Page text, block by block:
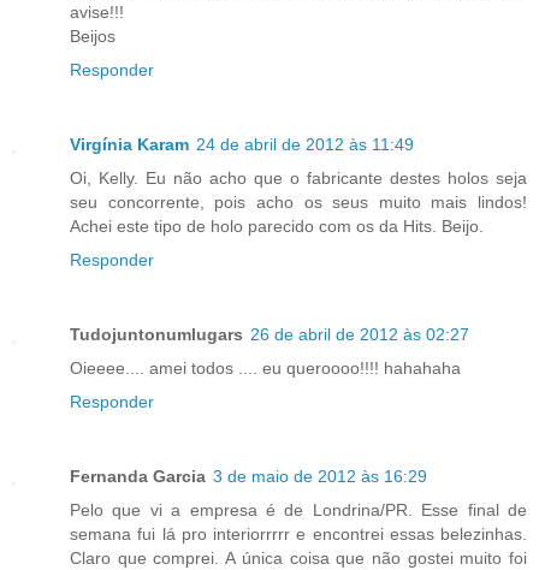
avise!!!
Beijos
Responder
Virgínia Karam 24 de abril de 2012 às 11:49
Oi, Kelly. Eu não acho que o fabricante destes holos seja
seu concorrente, pois acho os seus muito mais lindos!
Achei este tipo de holo parecido com os da Hits. Beijo.
Responder
Tudojuntonumlugars 26 de abril de 2012 às 02:27
Oieeee.... amei todos .... eu queroooo!!!! hahahaha
Responder
Fernanda Garcia 3 de maio de 2012 às 16:29
Pelo que vi a empresa é de Londrina/PR. Esse final de
semana fui lá pro interiorrrrr e encontrei essas belezinhas.
Claro que comprei. A única coisa que não gostei muito foi